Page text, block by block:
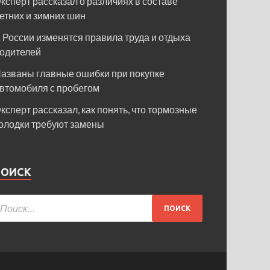
и зимних шин
России изменятся правила труда и отдыха
главные ошибки при покупке
с пробегом
рассказал, как понять, что тормозные
требуют замены